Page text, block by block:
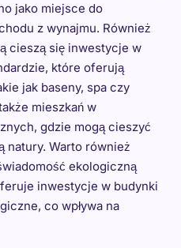
jako miejsce do
z wynajmu. Również
cieszą się inwestycje w
które oferują
jak baseny, spa czy
mieszkań w
gdzie mogą cieszyć
natury. Warto również
ekologiczną
inwestycje w budynki
co wpływa na